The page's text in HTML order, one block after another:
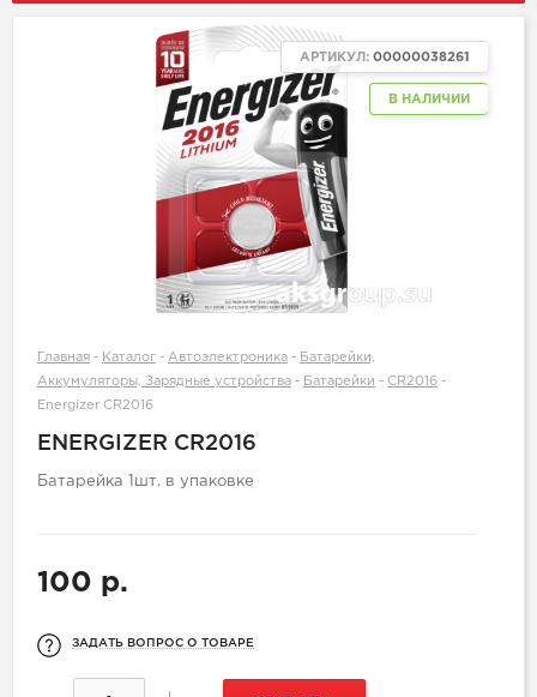
В НАЛИЧИИ
АРТИКУЛ: 00000038261
Главная - Каталог - Автоэлектроника - Батарейки,
Аккумуляторы, Зарядные устройства - Батарейки - CR2016 -
Energizer CR2016
ENERGIZER CR2016
Батарейка 1шт. в упаковке
100 р.
ЗАДАТЬ ВОПРОС О ТОВАРЕ